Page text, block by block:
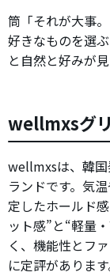
筒「それが大事
好きなものを選
と自然と好みが
wellmxsグ
wellmxsは、韓
ランドです。気
定したホールド
ット感”と“軽量
く、機能性とフ
に定評があります